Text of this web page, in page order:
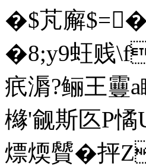
�$芃廨
�8;y9蚟贱
疧漘?鲡王靊
櫞'觎斯匛P
熛煗贙� 抨